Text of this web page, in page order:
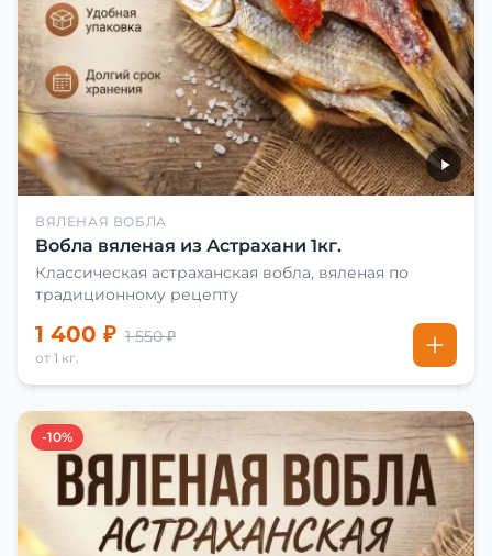
ВЯЛЕНАЯ ВОБЛА
Вобла вяленая из Астрахани 1кг.
Классическая астраханская вобла, вяленая по
традиционному рецепту
1 400 ₽ 1 550 ₽
от 1 кг.
-10%